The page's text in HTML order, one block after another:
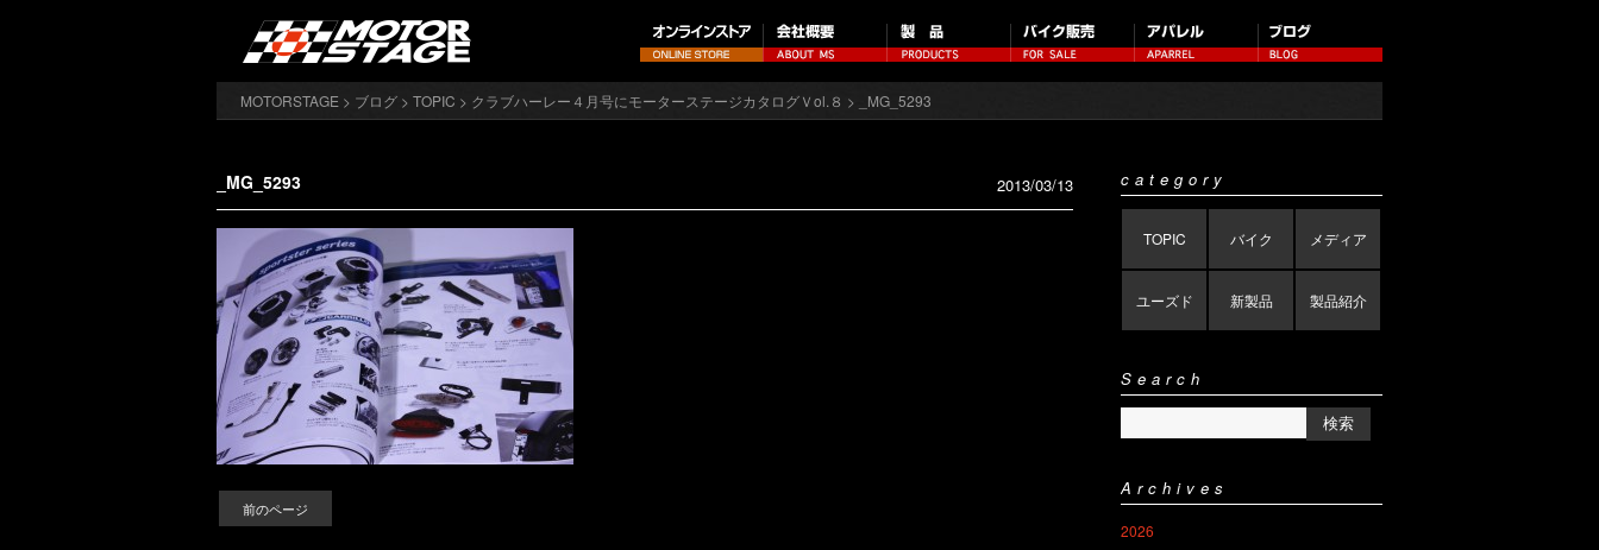
MOTORSTAGE > ブログ > TOPIC > クラブハーレー４月号にモーターステージカタログＶol.８ > _MG_5293
_MG_5293 2013/03/13
前のページ
category
TOPIC バイク メディア
ユーズド 新製品 製品紹介
Search
Archives
2026